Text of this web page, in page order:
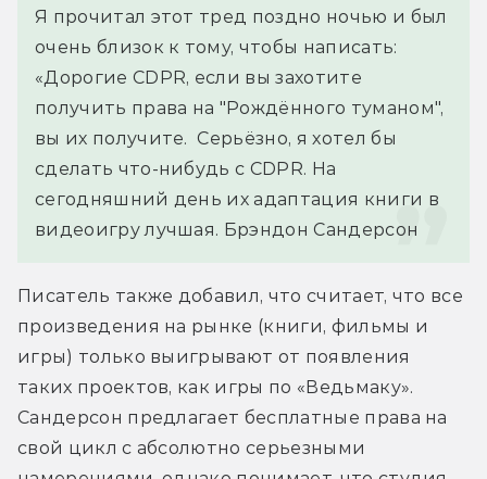
Я прочитал этот тред поздно ночью и был
очень близок к тому, чтобы написать:
«Дорогие CDPR, если вы захотите
получить права на "Рождённого туманом",
вы их получите.  Серьёзно, я хотел бы
сделать что-нибудь с CDPR. На
сегодняшний день их адаптация книги в
видеоигру лучшая. Брэндон Сандерсон
Писатель также добавил, что считает, что все
произведения на рынке (книги, фильмы и
игры) только выигрывают от появления
таких проектов, как игры по «Ведьмаку».
Сандерсон предлагает бесплатные права на
свой цикл с абсолютно серьезными